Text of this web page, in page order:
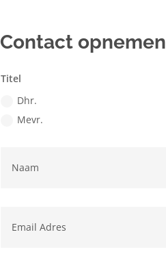
Contact opnemen
Titel
Dhr.
Mevr.